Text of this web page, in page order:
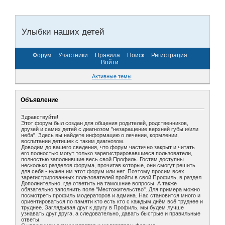
Улыбки наших детей
Форум Участники Правила Поиск
Регистрация
Войти
Активные темы
Объявление
Здравствуйте!
Этот форум был создан для общения родителей, родственников,
друзей и самих детей с диагнозом "незаращение верхней губы и/или
неба". Здесь вы найдете информацию о лечении, кормлении,
воспитании детишек с таким диагнозом.
Доводим до вашего сведения, что форум частично закрыт и читать
его полностью могут только зарегистрировавшиеся пользователи,
полностью заполнившие весь свой Профиль. Гостям доступны
несколько разделов форума, прочитав которые, они смогут решить
для себя - нужен им этот форум или нет. Поэтому просим всех
зарегистрированных пользователей пройти в свой Профиль, в раздел
Дополнительно, где ответить на тамошние вопросы. А также
обязательно заполнить поле "Местожительство". Для примера можно
посмотреть профиль модераторов и админа. Нас становится много и
ориентироваться по памяти кто есть кто с каждым днём всё труднее и
труднее. Заглядывая друг к другу в Профиль, мы будем лучше
узнавать друг друга, а следовательно, давать быстрые и правильные
ответы.